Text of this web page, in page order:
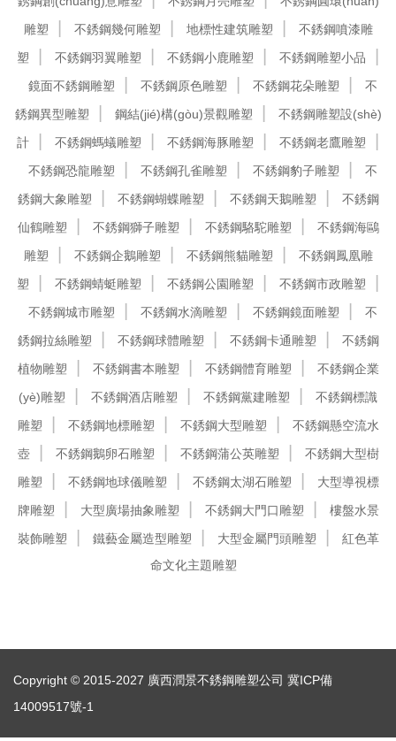
雕塑
不銹鋼幾何雕塑 地標性建筑雕塑
不銹鋼噴漆雕
塑
不銹鋼羽翼雕塑 不銹鋼小鹿雕塑
不銹鋼雕塑小品
鏡面不銹鋼雕塑
不銹鋼原色雕塑 不銹鋼花朵雕塑
不
銹鋼異型雕塑
鋼結(jié)構(gòu)景觀雕塑
不銹鋼雕塑設(shè)
計
不銹鋼螞蟻雕塑 不銹鋼海豚雕塑
不銹鋼老鷹雕塑
不銹鋼恐龍雕塑
不銹鋼孔雀雕塑 不銹鋼豹子雕塑
不
銹鋼大象雕塑
不銹鋼蝴蝶雕塑 不銹鋼天鵝雕塑
不銹鋼
仙鶴雕塑
不銹鋼獅子雕塑 不銹鋼駱駝雕塑
不銹鋼海鷗
雕塑
不銹鋼企鵝雕塑 不銹鋼熊貓雕塑
不銹鋼鳳凰雕
塑
不銹鋼蜻蜓雕塑 不銹鋼公園雕塑
不銹鋼市政雕塑
不銹鋼城市雕塑
不銹鋼水滴雕塑 不銹鋼鏡面雕塑
不
銹鋼拉絲雕塑
不銹鋼球體雕塑 不銹鋼卡通雕塑
不銹鋼
植物雕塑
不銹鋼書本雕塑 不銹鋼體育雕塑
不銹鋼企業
(yè)雕塑
不銹鋼酒店雕塑 不銹鋼黨建雕塑
不銹鋼標識
雕塑
不銹鋼地標雕塑 不銹鋼大型雕塑
不銹鋼懸空流水
壺
不銹鋼鵝卵石雕塑 不銹鋼蒲公英雕塑
不銹鋼大型樹
雕塑
不銹鋼地球儀雕塑 不銹鋼太湖石雕塑
大型導視標
牌雕塑
大型廣場抽象雕塑 不銹鋼大門口雕塑
樓盤水景
裝飾雕塑
鐵藝金屬造型雕塑 大型金屬門頭雕塑
紅色革
命文化主題雕塑
Copyright © 2015-2027 廣西潤景不銹鋼雕塑公司 冀ICP備
14009517號-1